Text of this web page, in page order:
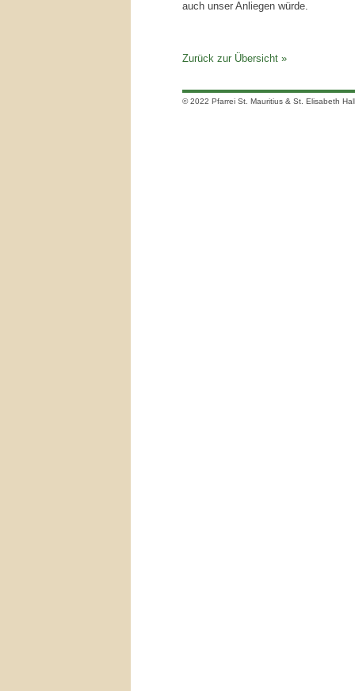
auch unser Anliegen würde.
Zurück zur Übersicht »
© 2022 Pfarrei St. Mauritius & St. Elisabeth